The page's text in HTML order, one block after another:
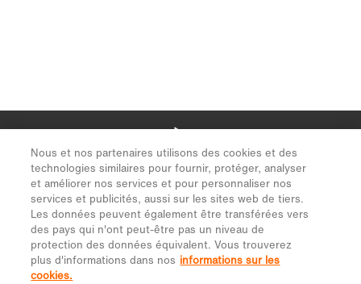
Nous et nos partenaires utilisons des cookies et des
technologies similaires pour fournir, protéger, analyser
et améliorer nos services et pour personnaliser nos
services et publicités, aussi sur les sites web de tiers.
Les données peuvent également être transférées vers
des pays qui n'ont peut-être pas un niveau de
protection des données équivalent. Vous trouverez
plus d'informations dans nos informations sur les
cookies.